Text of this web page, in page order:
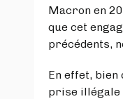
Macron en
que cet
précédents,
En effet, bien
prise illégale